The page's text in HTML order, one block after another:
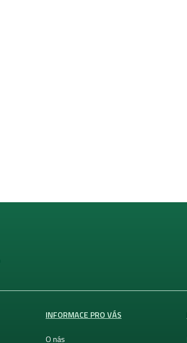
INFORMACE PRO VÁS
O nás